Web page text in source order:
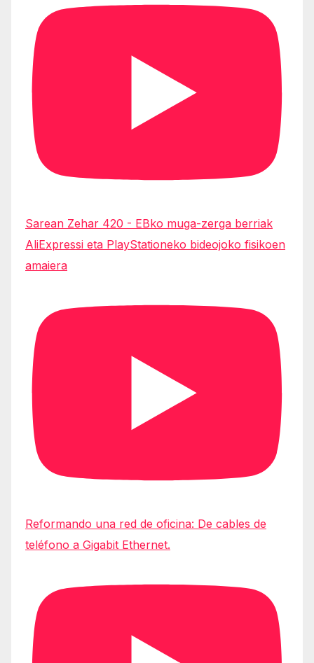
Sarean Zehar 420 - EBko muga-zerga berriak
AliExpressi eta PlayStationeko bideojoko fisikoen
amaiera
Reformando una red de oficina: De cables de
teléfono a Gigabit Ethernet.